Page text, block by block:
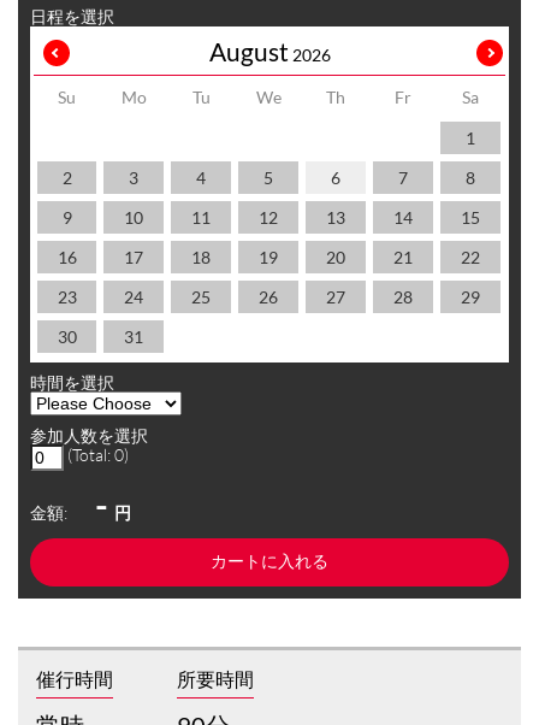
日程を選択
August 2026
Su Mo Tu We Th Fr
Sa
1
2
3 4 5 6 7
8
9
10 11 12 13 14
15
16
17 18 19 20 21
22
23
24 25 26 27 28
29
30
31
時間を選択
参加人数を選択
(Total:0)
金額: - 円
催行時間 所要時間